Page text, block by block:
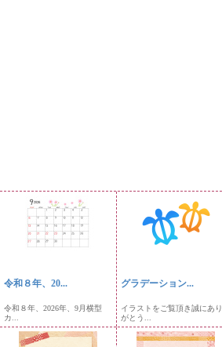
令和８年、20...
令和８年、2026年、9月横型
カ...
グラデーション...
イラストをご覧頂き誠にあり
がとう...